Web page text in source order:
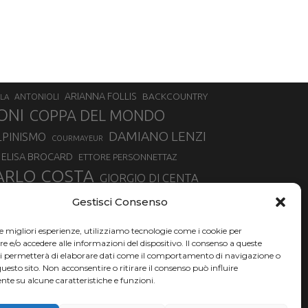
Gestisci Consenso
migliori esperienze, utilizziamo tecnologie come i cookie per
e/o accedere alle informazioni del dispositivo. Il consenso a queste
permetterà di elaborare dati come il comportamento di navigazione o
sito. Non acconsentire o ritirare il consenso può influire
su alcune caratteristiche e funzioni.
ANTONIOLI ARIANNA FOLLIS
BACKCOUNTRY
COPPA DEL MONDO
COURMAYEUR DAMIANO LENZI
ELISA BROCARD ETTORE PERSONNETTAZ
COSTA GIORGIO DI CENTA
LUCA MATTEOTTI MADONNA DI CAMPIGLIO
NAZIONALE DI SCIALPINISMO NORVEGIA
PSL RAFFAELLA TEMPESTA
BERTAGNA SIMONE DEROMEDIS SKIALPDEIPARCHI
TRANSCAVALLO